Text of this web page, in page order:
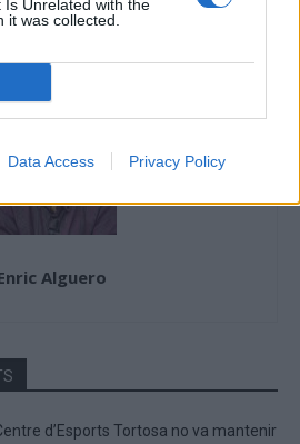
Is Unrelated with the
it was collected.
Data Access Privacy Policy
Alguero
d’Esports Tortosa no va mantenir